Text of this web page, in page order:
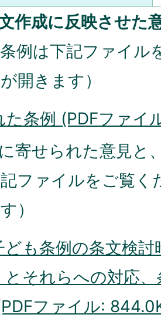
文作成に反映させた
例は下記ファイル
開きます）
た条例 (PDFファイ
寄せられた意見と
ファイルをご覧く
）
ども条例の条文検
とそれらへの対応
ファイル: